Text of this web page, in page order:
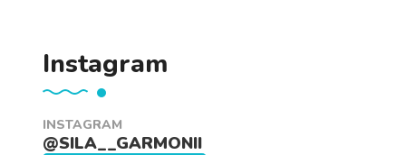
Instagram
INSTAGRAM
@SILA__GARMONII